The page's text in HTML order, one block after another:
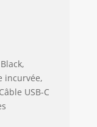
lors de
de vos
même
les plus
incurvée,
USB-C